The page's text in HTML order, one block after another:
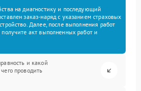
на диагностику и последующий
заказ-наряд с указанием страховых
Далее, после выполнения работ
акт выполненных работ и
и какой
проводить